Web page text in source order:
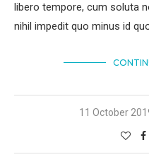
libero tempore, cum soluta
nihil impedit quo minus id
11 October